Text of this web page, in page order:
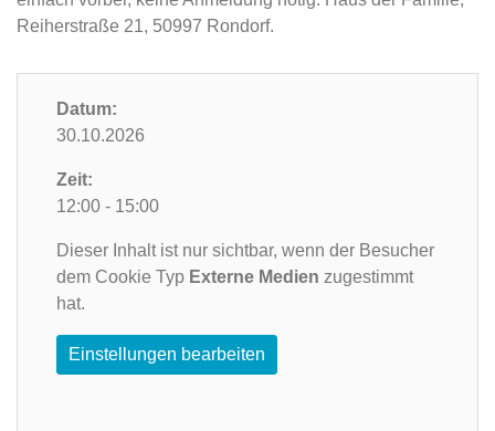
Reiherstraße 21, 50997 Rondorf.
Datum:
30.10.2026
Zeit:
12:00 - 15:00
Dieser Inhalt ist nur sichtbar, wenn der Besucher
dem Cookie Typ Externe Medien zugestimmt
hat.
Einstellungen bearbeiten